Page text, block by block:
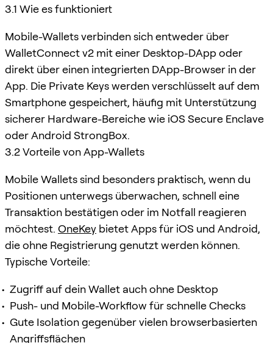
3.1 Wie es funktioniert
Mobile-Wallets verbinden sich entweder über
WalletConnect v2 mit einer Desktop-DApp oder
direkt über einen integrierten DApp-Browser in der
App. Die Private Keys werden verschlüsselt auf dem
Smartphone gespeichert, häufig mit Unterstützung
sicherer Hardware-Bereiche wie iOS Secure Enclave
oder Android StrongBox.
3.2 Vorteile von App-Wallets
Mobile Wallets sind besonders praktisch, wenn du
Positionen unterwegs überwachen, schnell eine
Transaktion bestätigen oder im Notfall reagieren
möchtest. OneKey bietet Apps für iOS und Android,
die ohne Registrierung genutzt werden können.
Typische Vorteile:
Zugriff auf dein Wallet auch ohne Desktop
Push- und Mobile-Workflow für schnelle Checks
Gute Isolation gegenüber vielen browserbasierten
Angriffsflächen